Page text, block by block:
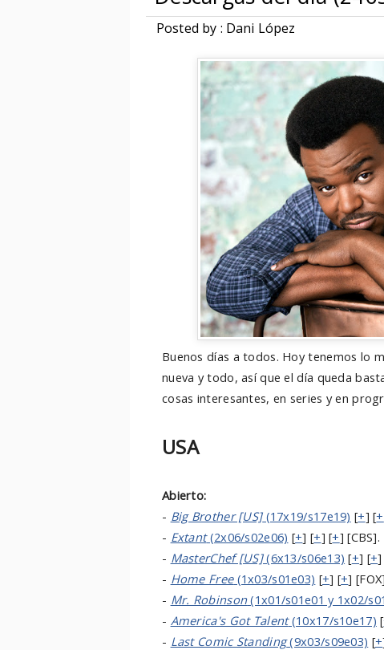
Posted by : Dani López
Buenos días a todos. Hoy tenemos lo
nueva y todo, así que el día queda
cosas interesantes, en series y en
USA
Abierto:
- Big Brother [US](17x19/s17e19) [+] [+
- Extant(2x06/s02e06) [+] [+] [+] [CBS].
- MasterChef [US](6x13/s06e13) [+] [+]
- Home Free(1x03/s01e03) [+] [+]
- Mr. Robinson(1x01/s01e01 y 1x02/
- America's Got Talent(10x17/s10e17) [
- Last Comic Standing(9x03/s09e03) [+